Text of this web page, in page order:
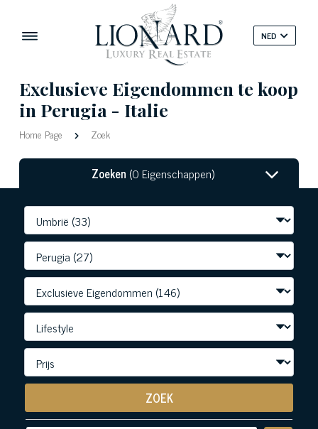
NED
Exclusieve Eigendommen te koop
in Perugia - Italie
Home Page Zoek
Zoeken (0 Eigenschappen)
ZOEK